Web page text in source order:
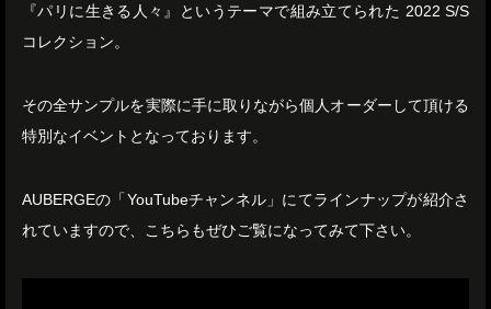
『パリに生きる人々』というテーマで組み立てられた 2022 S/S
コレクション。
その全サンプルを実際に手に取りながら個人オーダーして頂ける
特別なイベントとなっております。
AUBERGEの「YouTubeチャンネル」にてラインナップが紹介さ
れていますので、こちらもぜひご覧になってみて下さい。